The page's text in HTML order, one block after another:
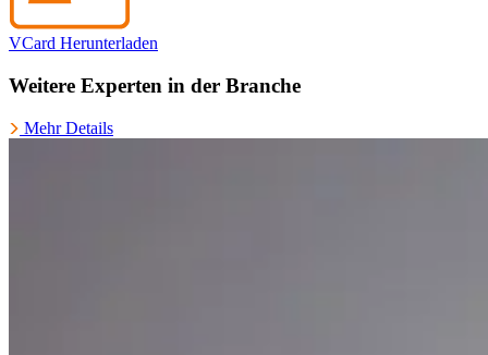
VCard Herunterladen
Weitere Experten in der Branche
Mehr Details